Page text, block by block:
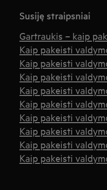
Susiję straipsniai
Gartraukis – kaip
Kaip pakeisti
Kaip pakeisti
Kaip pakeisti
Kaip pakeisti
Kaip pakeisti
Kaip pakeisti
Kaip pakeisti
Kaip pakeisti
Kaip pakeisti